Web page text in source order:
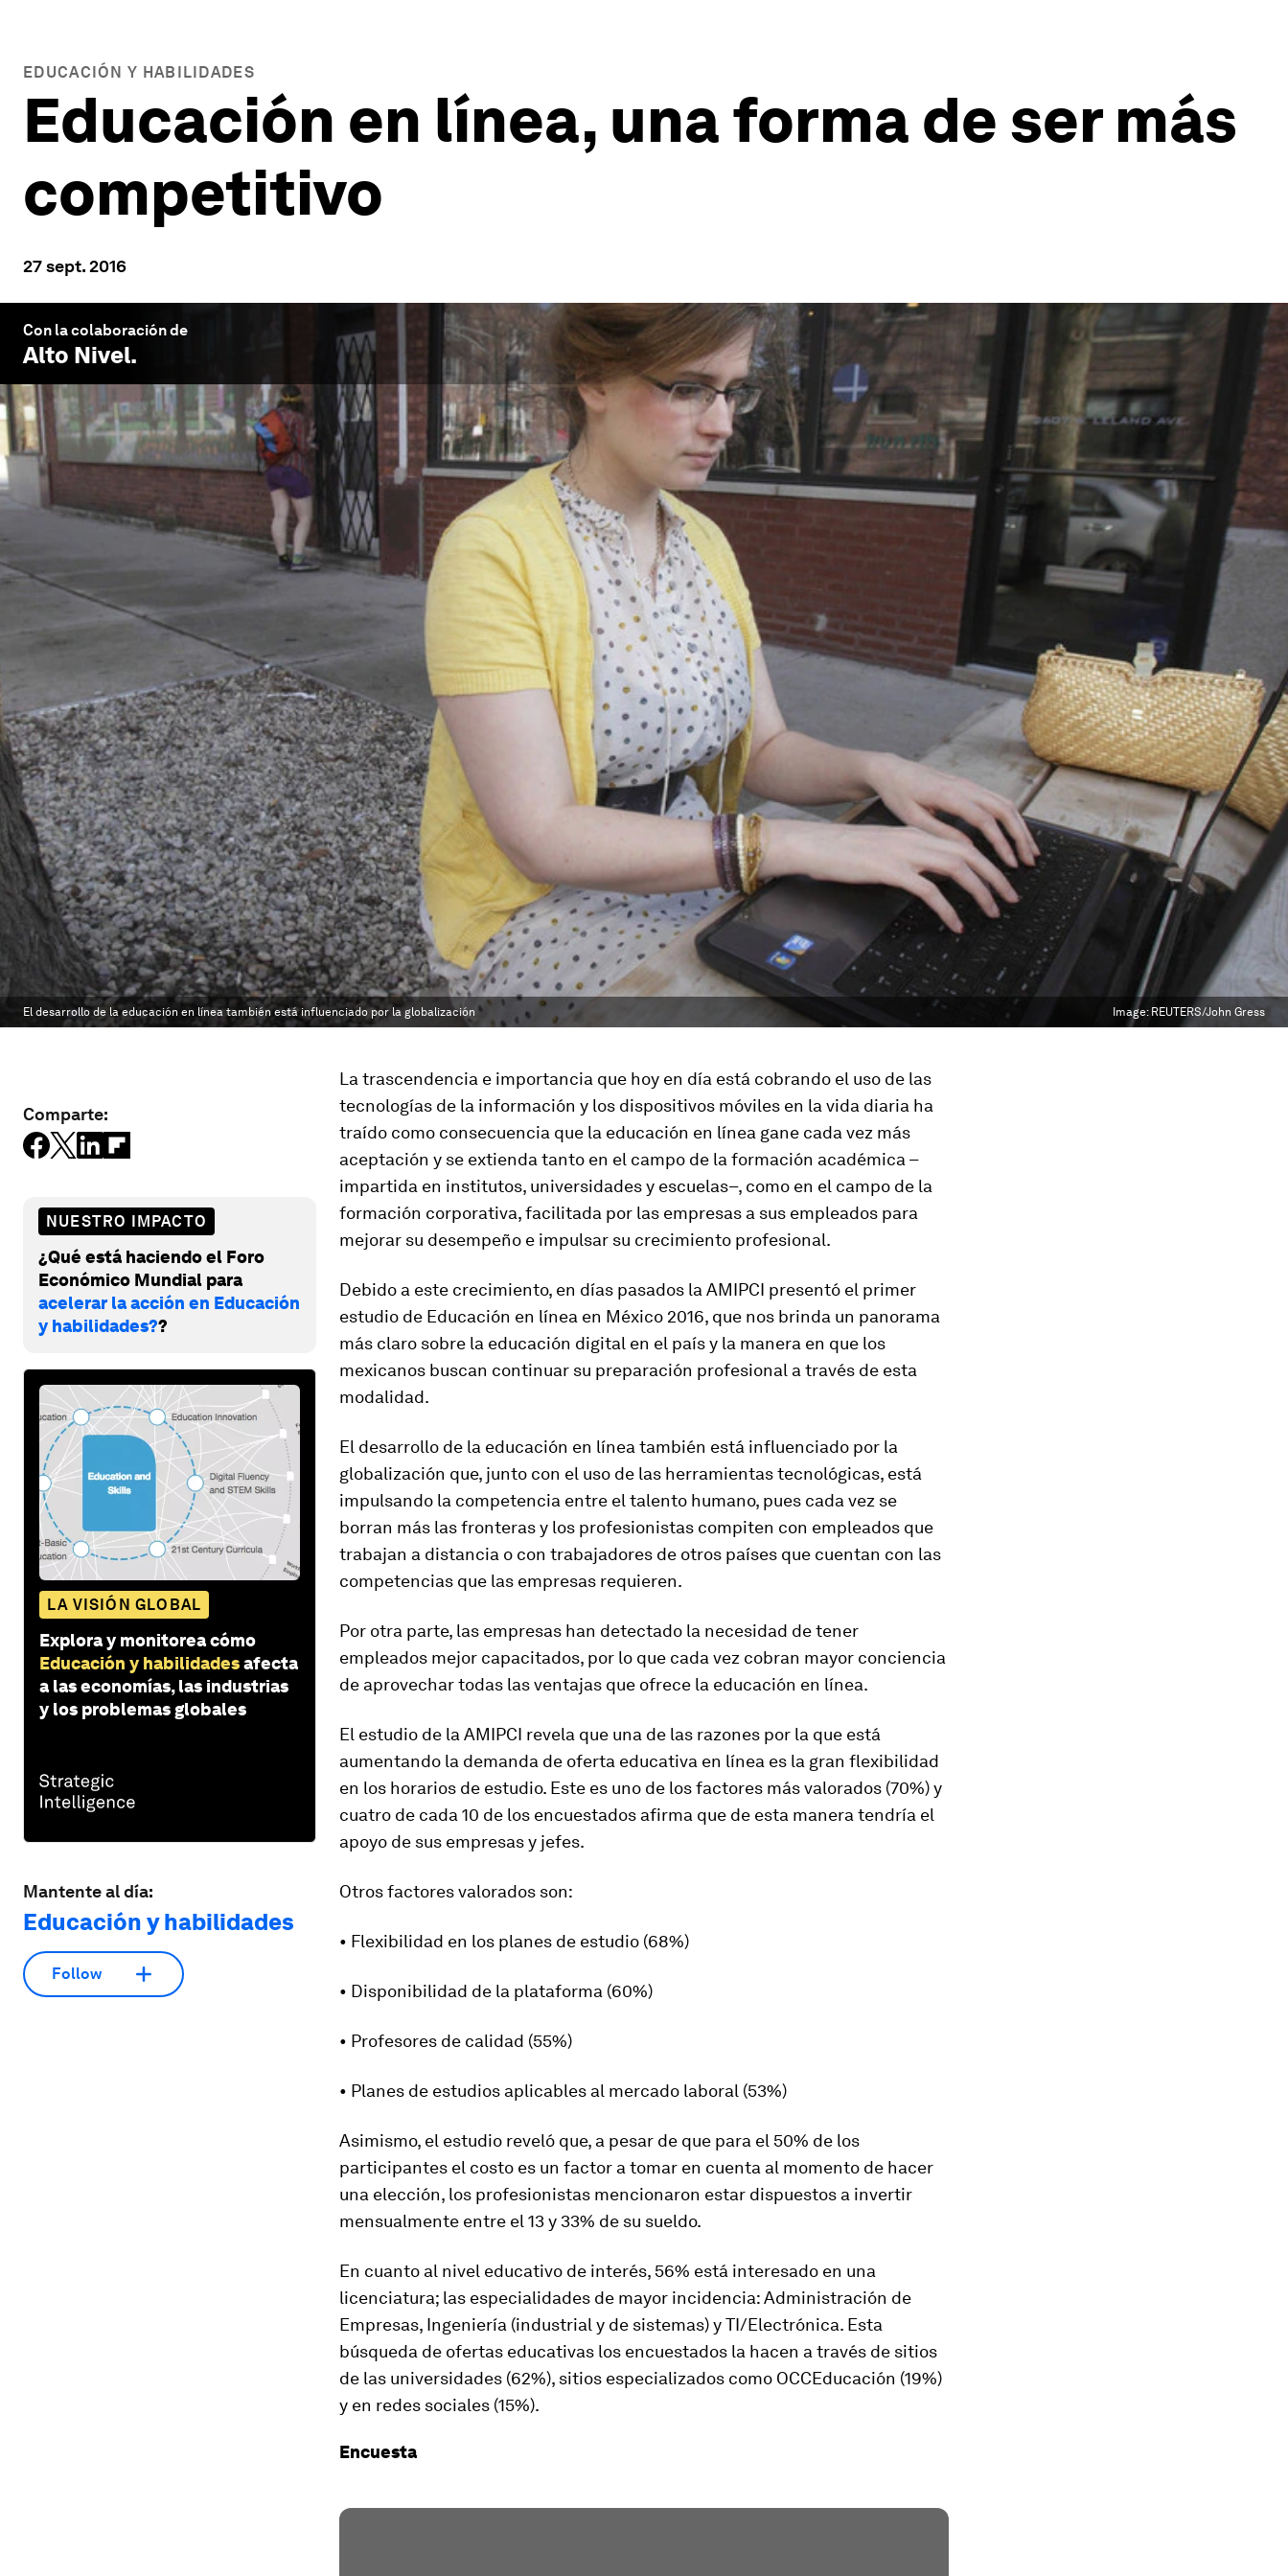
EDUCACIÓN Y HABILIDADES
Educación en línea, una forma de ser más
competitivo
27 sept. 2016
Con la colaboración de
Alto Nivel.
El desarrollo de la educación en línea también está influenciado por la globalización Image: REUTERS/John Gress
Comparte:
NUESTRO IMPACTO
¿Qué está haciendo el Foro
Económico Mundial para
acelerar la acción en Educación
y habilidades??
LA VISIÓN GLOBAL
Explora y monitorea cómo
Educación y habilidadesafecta
a las economías, las industrias
y los problemas globales
Mantente al día:
Educación y habilidades
Follow
La trascendencia e importancia que hoy en día está cobrando el uso de las
tecnologías de la información y los dispositivos móviles en la vida diaria ha
traído como consecuencia que la educación en línea gane cada vez más
aceptación y se extienda tanto en el campo de la formación académica –
impartida en institutos, universidades y escuelas–, como en el campo de la
formación corporativa, facilitada por las empresas a sus empleados para
mejorar su desempeño e impulsar su crecimiento profesional.
Debido a este crecimiento, en días pasados la AMIPCI presentó el primer
estudio de Educación en línea en México 2016, que nos brinda un panorama
más claro sobre la educación digital en el país y la manera en que los
mexicanos buscan continuar su preparación profesional a través de esta
modalidad.
El desarrollo de la educación en línea también está influenciado por la
globalización que, junto con el uso de las herramientas tecnológicas, está
impulsando la competencia entre el talento humano, pues cada vez se
borran más las fronteras y los profesionistas compiten con empleados que
trabajan a distancia o con trabajadores de otros países que cuentan con las
competencias que las empresas requieren.
Por otra parte, las empresas han detectado la necesidad de tener
empleados mejor capacitados, por lo que cada vez cobran mayor conciencia
de aprovechar todas las ventajas que ofrece la educación en línea.
El estudio de la AMIPCI revela que una de las razones por la que está
aumentando la demanda de oferta educativa en línea es la gran flexibilidad
en los horarios de estudio. Este es uno de los factores más valorados (70%) y
cuatro de cada 10 de los encuestados afirma que de esta manera tendría el
apoyo de sus empresas y jefes.
Otros factores valorados son:
• Flexibilidad en los planes de estudio (68%)
• Disponibilidad de la plataforma (60%)
• Profesores de calidad (55%)
• Planes de estudios aplicables al mercado laboral (53%)
Asimismo, el estudio reveló que, a pesar de que para el 50% de los
participantes el costo es un factor a tomar en cuenta al momento de hacer
una elección, los profesionistas mencionaron estar dispuestos a invertir
mensualmente entre el 13 y 33% de su sueldo.
En cuanto al nivel educativo de interés, 56% está interesado en una
licenciatura; las especialidades de mayor incidencia: Administración de
Empresas, Ingeniería (industrial y de sistemas) y TI/Electrónica. Esta
búsqueda de ofertas educativas los encuestados la hacen a través de sitios
de las universidades (62%), sitios especializados como OCCEducación (19%)
y en redes sociales (15%).
Encuesta